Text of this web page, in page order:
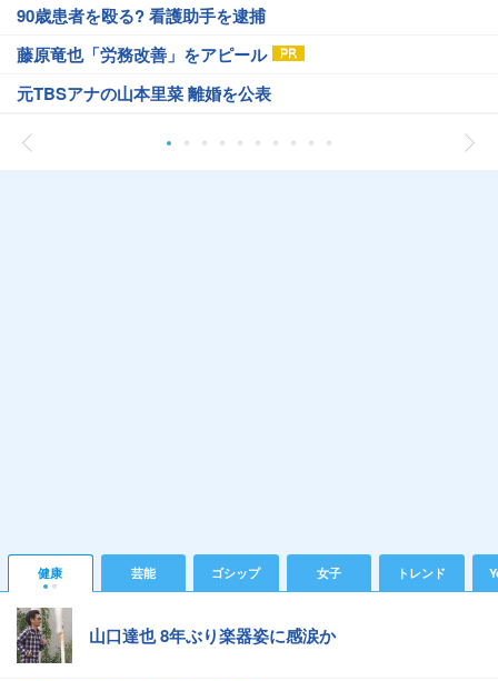
90歳患者を殴る? 看護助手を逮捕
藤原竜也「労務改善」をアピール
元TBSアナの山本里菜 離婚を公表
健康 芸能 ゴシップ 女子 トレンド
山口達也 8年ぶり楽器姿に感涙か